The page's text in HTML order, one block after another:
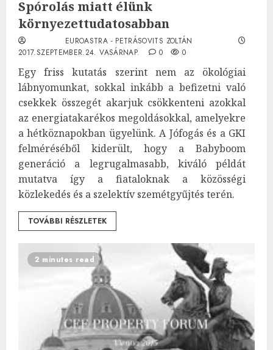
Spórolás miatt élünk
környezettudatosabban
EUROASTRA - PETRÁSOVITS ZOLTÁN
2017.SZEPTEMBER.24. VASÁRNAP.
0 0
Egy friss kutatás szerint nem az ökológiai
lábnyomunkat, sokkal inkább a befizetni való
csekkek összegét akarjuk csökkenteni azokkal
az energiatakarékos megoldásokkal, amelyekre
a hétköznapokban ügyelünk. A Jófogás és a GKI
felméréséből kiderült, hogy a Babyboom
generáció a legrugalmasabb, kiváló példát
mutatva így a fiataloknak a közösségi
közlekedés és a szelektív szemétgyűjtés terén.
TOVÁBBI RÉSZLETEK
2 minutes read